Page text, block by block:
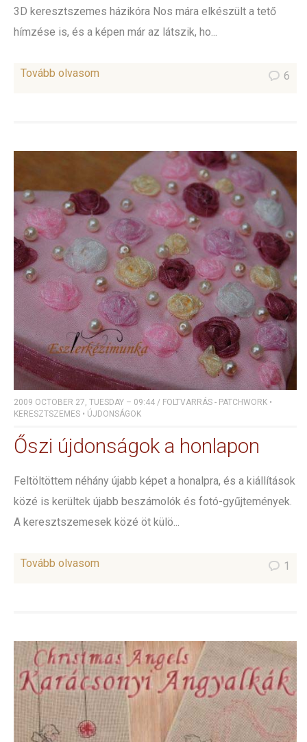
3D keresztszemes házikóra Nos mára elkészült a tető
hímzése is, és a képen már az látszik, ho...
Tovább olvasom 6
2009 OCTOBER 27, TUESDAY – 09:44 / FOLTVARRÁS - PATCHWORK •
KERESZTSZEMES • ÚJDONSÁGOK
Őszi újdonságok a honlapon
Feltöltöttem néhány újabb képet a honalpra, és a kiállítások
közé is kerültek újabb beszámolók és fotó-gyűjtemények.
A keresztszemesek közé öt külö...
Tovább olvasom 1